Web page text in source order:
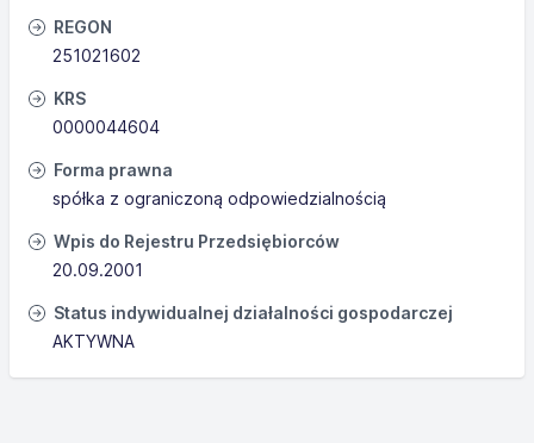
REGON
251021602
KRS
0000044604
Forma prawna
spółka z ograniczoną odpowiedzialnością
Wpis do Rejestru Przedsiębiorców
20.09.2001
Status indywidualnej działalności gospodarczej
AKTYWNA